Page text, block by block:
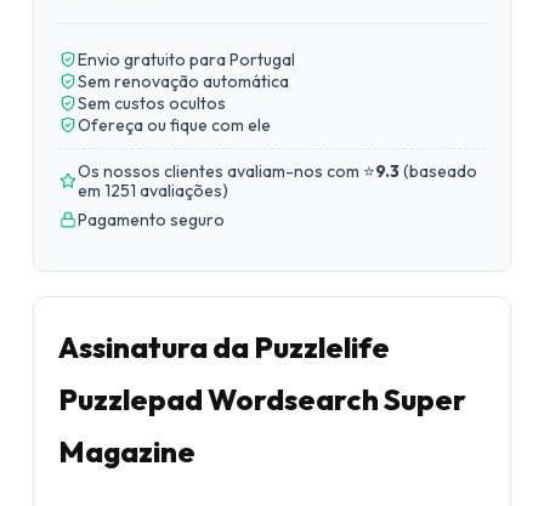
Envio gratuito para Portugal
Sem renovação automática
Sem custos ocultos
Ofereça ou fique com ele
Os nossos clientes avaliam-nos com ⭐9.3(baseado
em 1251 avaliações)
Pagamento seguro
Assinatura da Puzzlelife
Puzzlepad Wordsearch Super
Magazine